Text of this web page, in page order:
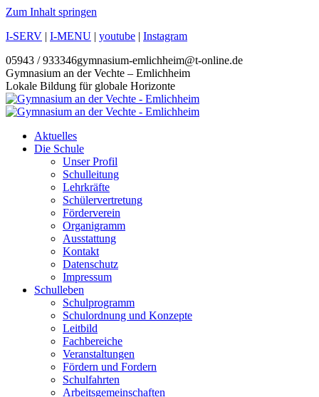
Zum Inhalt springen
I-SERV | I-MENU | youtube | Instagram
05943 / 933346gymnasium-emlichheim@t-online.de
Gymnasium an der Vechte – Emlichheim
Lokale Bildung für globale Horizonte
Aktuelles
Die Schule
Unser Profil
Schulleitung
Lehrkräfte
Schülervertretung
Förderverein
Organigramm
Ausstattung
Kontakt
Datenschutz
Impressum
Schulleben
Schulprogramm
Schulordnung und Konzepte
Leitbild
Fachbereiche
Veranstaltungen
Fördern und Fordern
Schulfahrten
Arbeitsgemeinschaften